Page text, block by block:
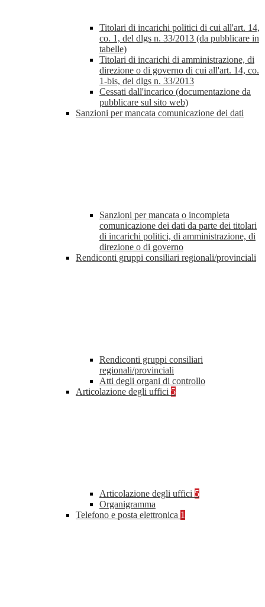
Titolari di incarichi politici di cui all'art. 14,
co. 1, del dlgs n. 33/2013 (da pubblicare in
tabelle)
Titolari di incarichi di amministrazione, di
direzione o di governo di cui all'art. 14, co.
1-bis, del dlgs n. 33/2013
Cessati dall'incarico (documentazione da
pubblicare sul sito web)
Sanzioni per mancata comunicazione dei dati
Sanzioni per mancata o incompleta
comunicazione dei dati da parte dei titolari
di incarichi politici, di amministrazione, di
direzione o di governo
Rendiconti gruppi consiliari regionali/provinciali
Rendiconti gruppi consiliari
regionali/provinciali
Atti degli organi di controllo
Articolazione degli uffici 5
Articolazione degli uffici 5
Organigramma
Telefono e posta elettronica 1